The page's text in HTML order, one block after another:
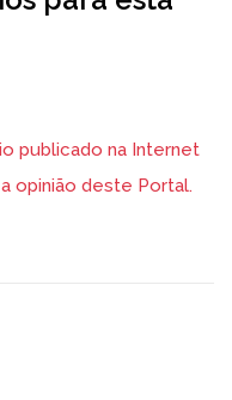
publicado na Internet
opinião deste Portal.